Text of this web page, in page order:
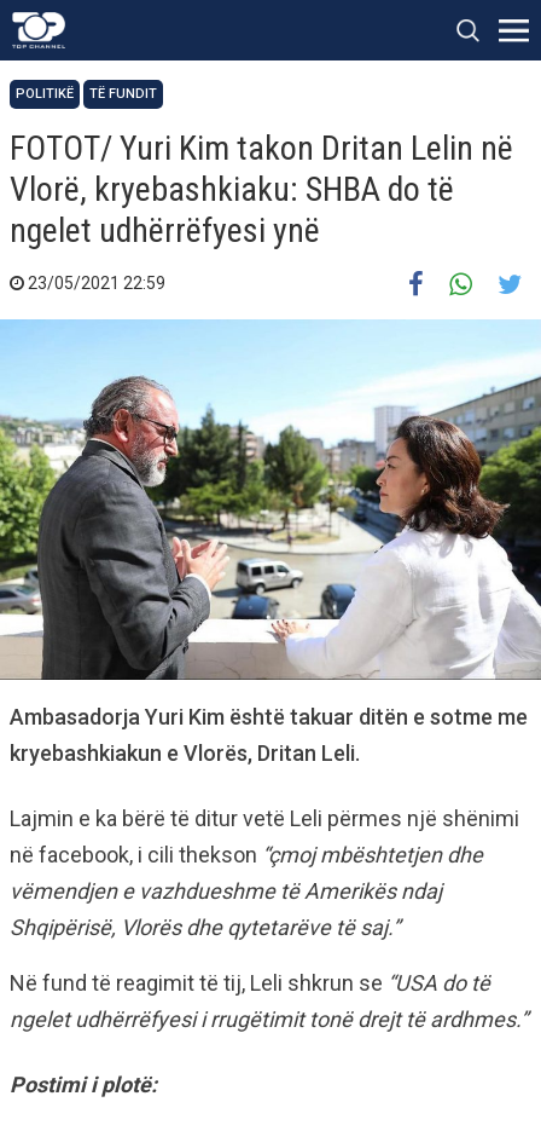
POLITIKË TË FUNDIT
FOTOT/ Yuri Kim takon Dritan Lelin në
Vlorë, kryebashkiaku: SHBA do të
ngelet udhërrëfyesi ynë
23/05/2021 22:59
Ambasadorja Yuri Kim është takuar ditën e sotme me
kryebashkiakun e Vlorës, Dritan Leli.
Lajmin e ka bërë të ditur vetë Leli përmes një shënimi
në facebook, i cili thekson “çmoj mbështetjen dhe
vëmendjen e vazhdueshme të Amerikës ndaj
Shqipërisë, Vlorës dhe qytetarëve të saj.”
Në fund të reagimit të tij, Leli shkrun se “USA do të
ngelet udhërrëfyesi i rrugëtimit tonë drejt të ardhmes.”
Postimi i plotë: